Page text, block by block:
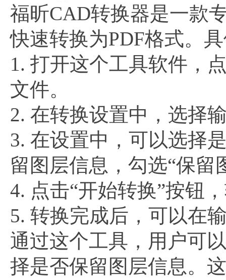
福昕CAD转换器是一款
快速转换为PDF格式。
1. 打开这个工具软件，
文件。
2. 在转换设置中，选择
3. 在设置中，可以选择
留图层信息，勾选“保留
4. 点击“开始转换”按钮
5. 转换完成后，可以在
通过这个工具，用户可
择是否保留图层信息。